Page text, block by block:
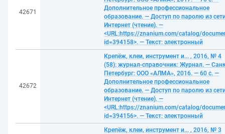
42671
Дополнительное профессиональное
образование. — Доступ по паролю из
Интернет (чтение). —
<URL:https://znanium.com/catalog/
id=394158>. — Текст: электронный
42672
Крепёж, клеи, инструмент и... , 2016, № 4
(58): журнал-справочник: Журнал. —
Петербург: ООО «АЛМА», 2016. — 60 с. —
Дополнительное профессиональное
образование. — Доступ по паролю из
Интернет (чтение). —
<URL:https://znanium.com/catalog/
id=394156>. — Текст: электронный
Крепёж, клеи, инструмент и... , 2016, № 3